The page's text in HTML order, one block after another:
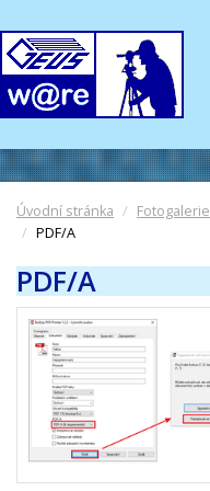
Úvodní stránka Fotogalerie
PDF/A
PDF/A